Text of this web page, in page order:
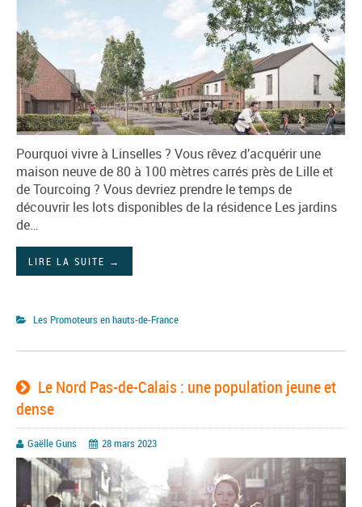
Pourquoi vivre à Linselles ? Vous rêvez d’acquérir une
maison neuve de 80 à 100 mètres carrés près de Lille et
de Tourcoing ? Vous devriez prendre le temps de
découvrir les lots disponibles de la résidence Les jardins
de…
LIRE LA SUITE →
Les Promoteurs en hauts-de-France
Le Nord Pas-de-Calais : une population jeune et
dense
Gaëlle Guns 28 mars 2023